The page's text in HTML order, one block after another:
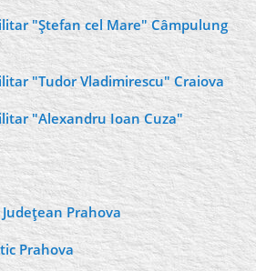
"Ştefan cel Mare" Câmpulung
"Tudor Vladimirescu" Craiova
"Alexandru Ioan Cuza"
Prahova
Prahova